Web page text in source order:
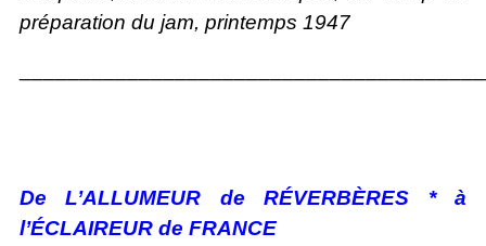
préparation du jam, printemps 1947
De L’ALLUMEUR de RÉVERBÈRES * à
l’ÉCLAIREUR de FRANCE